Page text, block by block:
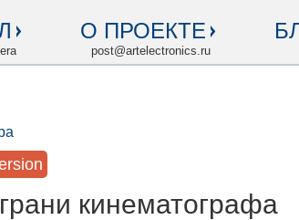
О ПРОЕКТЕ
post@artelectronics.ru
кинематографа